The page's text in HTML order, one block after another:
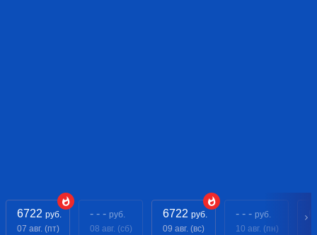
6722 руб.
07 авг. (пт)
- - - руб.
08 авг. (сб)
6722 руб.
09 авг. (вс)
- - - руб.
10 авг. (пн)